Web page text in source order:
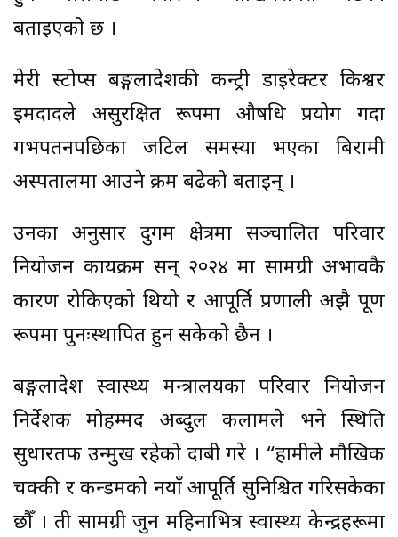
बताइएको छ ।
मेरी स्टोप्स बङ्गलादेशकी कन्ट्री डाइरेक्टर किश्वर
इमदादले असुरक्षित रूपमा औषधि प्रयोग गर्दा
गर्भपतनपछिका जटिल समस्या भएका बिरामी
अस्पतालमा आउने क्रम बढेको बताइन् ।
उनका अनुसार दुर्गम क्षेत्रमा सञ्चालित परिवार
नियोजन कार्यक्रम सन् २०२४ मा सामग्री अभावकै
कारण रोकिएको थियो र आपूर्ति प्रणाली अझै पूर्ण
रूपमा पुनःस्थापित हुन सकेको छैन ।
बङ्गलादेश स्वास्थ्य मन्त्रालयका परिवार नियोजन
निर्देशक मोहम्मद अब्दुल कलामले भने स्थिति
सुधारतर्फ उन्मुख रहेको दाबी गरे । “हामीले मौखिक
चक्की र कन्डमको नयाँ आपूर्ति सुनिश्चित गरिसकेका
छौँ । ती सामग्री जुन महिनाभित्र स्वास्थ्य केन्द्रहरूमा